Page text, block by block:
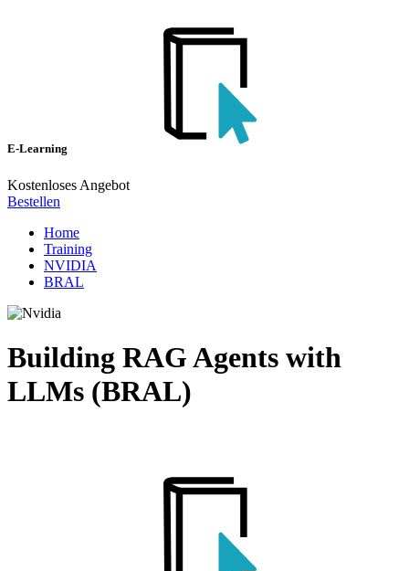
E-Learning
Kostenloses Angebot
Bestellen
Home
Training
NVIDIA
BRAL
Building RAG Agents with
LLMs (BRAL)